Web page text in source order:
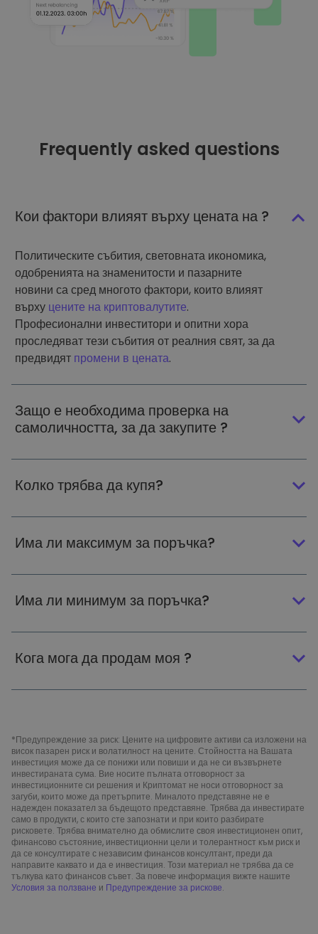
Frequently asked questions
Кои фактори влияят върху цената на ?
Политическите събития, световната икономика,
одобренията на знаменитости и пазарните
новини са сред многото фактори, които влияят
върху цените на криптовалутите.
Професионални инвеститори и опитни хора
проследяват тези събития от реалния свят, за да
предвидят промени в цената.
Защо е необходима проверка на
самоличността, за да закупите ?
Колко трябва да купя?
Има ли максимум за поръчка?
Има ли минимум за поръчка?
Кога мога да продам моя ?
*Предупреждение за риск: Цените на цифровите активи са изложени на
висок пазарен риск и волатилност на цените. Стойността на Вашата
инвестиция може да се понижи или повиши и да не си възвърнете
инвестираната сума. Вие носите пълната отговорност за
инвестиционните си решения и Криптомат не носи отговорност за
загуби, които може да претърпите. Миналото представяне не е
надежден показател за бъдещото представяне. Трябва да инвестирате
само в продукти, с които сте запознати и при които разбирате
рисковете. Трябва внимателно да обмислите своя инвестиционен опит,
финансово състояние, инвестиционни цели и толерантност към риск и
да се консултирате с независим финансов консултант, преди да
направите каквато и да е инвестиция. Този материал не трябва да се
тълкува като финансов съвет. За повече информация вижте нашите
Условия за ползване и Предупреждение за рискове.